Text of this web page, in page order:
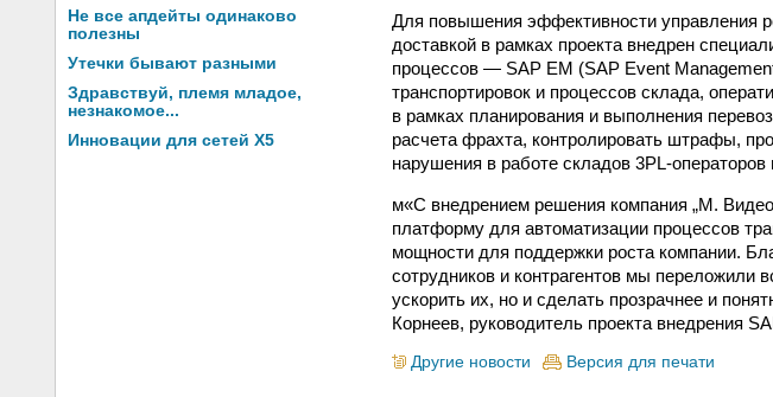
Не все апдейты одинаково
полезны
Утечки бывают разными
Здравствуй, племя младое,
незнакомое...
Инновации для сетей X5
Для повышения эффективности управления
доставкой в рамках проекта внедрен
процессов — SAP EM (SAP Event
транспортировок и процессов склада,
в рамках планирования и выполнения
расчета фрахта, контролировать штрафы,
нарушения в работе складов 3PL-
м«С внедрением решения компания „М.
платформу для автоматизации процессов
мощности для поддержки роста компании.
сотрудников и контрагентов мы переложили
ускорить их, но и сделать прозрачнее и
Корнеев, руководитель проекта внедрения
Другие новости Версия для печати